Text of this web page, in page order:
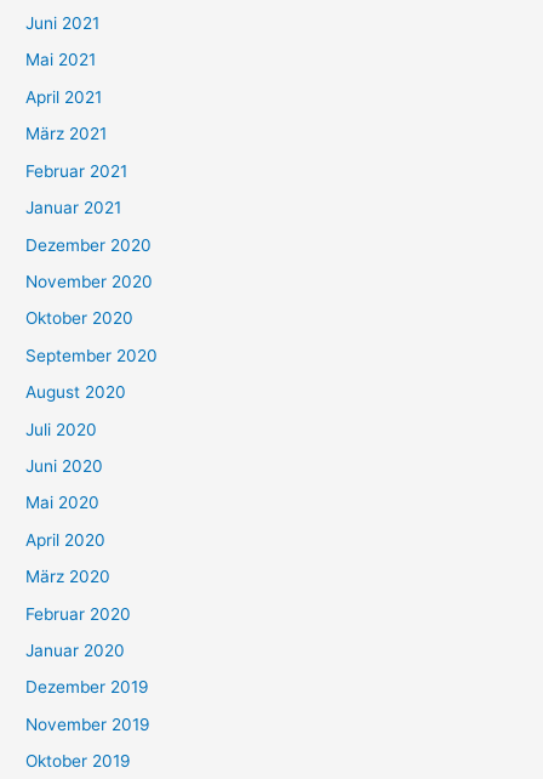
c
h
:
Juni 2021
Mai 2021
April 2021
März 2021
Februar 2021
Januar 2021
Dezember 2020
November 2020
Oktober 2020
September 2020
August 2020
Juli 2020
Juni 2020
Mai 2020
April 2020
März 2020
Februar 2020
Januar 2020
Dezember 2019
November 2019
Oktober 2019